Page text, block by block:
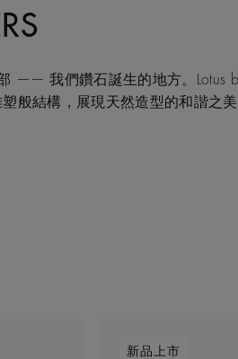
—— 我們鑽石誕生的地方。Lotus
般結構，展現天然造型的和諧之美
新品上市